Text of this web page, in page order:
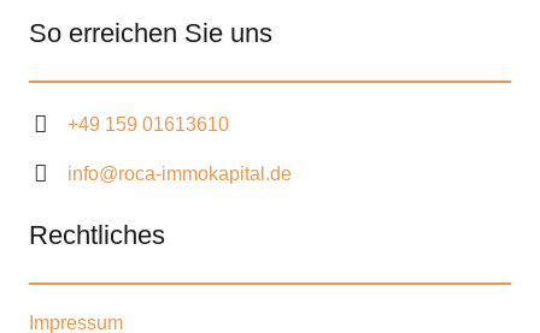
So erreichen Sie uns
+49 159 01613610
info@roca-immokapital.de
Rechtliches
Impressum